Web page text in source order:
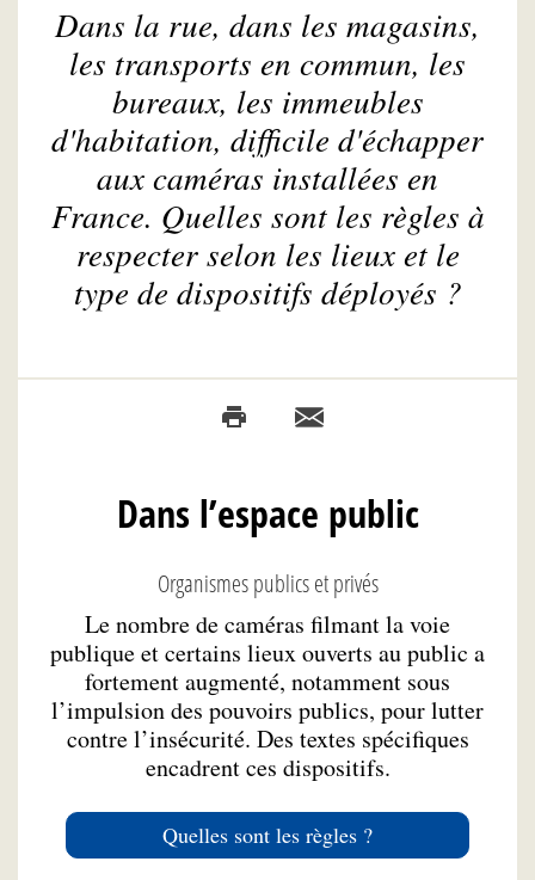
Dans la rue, dans les magasins,
les transports en commun, les
bureaux, les immeubles
d'habitation, difficile d'échapper
aux caméras installées en
France. Quelles sont les règles à
respecter selon les lieux et le
type de dispositifs déployés ?
Dans l’espace public
Organismes publics et privés
Le nombre de caméras filmant la voie
publique et certains lieux ouverts au public a
fortement augmenté, notamment sous
l’impulsion des pouvoirs publics, pour lutter
contre l’insécurité. Des textes spécifiques
encadrent ces dispositifs.
Quelles sont les règles ?